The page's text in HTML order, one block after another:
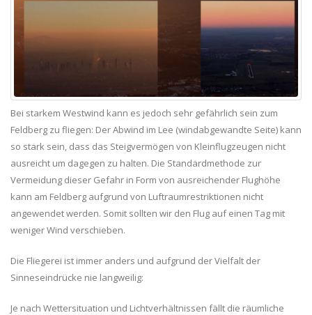
Bei starkem Westwind kann es jedoch sehr gefährlich sein zum
Feldberg zu fliegen: Der Abwind im Lee (windabgewandte Seite) kann
so stark sein, dass das Steigvermögen von Kleinflugzeugen nicht
ausreicht um dagegen zu halten. Die Standardmethode zur
Vermeidung dieser Gefahr in Form von ausreichender Flughöhe
kann am Feldberg aufgrund von Luftraumrestriktionen nicht
angewendet werden. Somit sollten wir den Flug auf einen Tag mit
weniger Wind verschieben.
Die Fliegerei ist immer anders und aufgrund der Vielfalt der
Sinneseindrücke nie langweilig:
Je nach Wettersituation und Lichtverhältnissen fällt die räumliche